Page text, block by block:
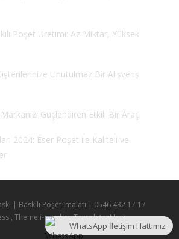
Poşet Üretimi: Az Miktar, Yüksek
Unutulmaz Bir Alışveriş
Güçlendiren Etkili Bir Araç
2024: Eser Poşet ile Kaliteli ve
| Baskılı Poşet İmalatı | 0546 432 17 17
, Theme i-excelby TemplatesNext.
WhatsApp İletişim Hattımız